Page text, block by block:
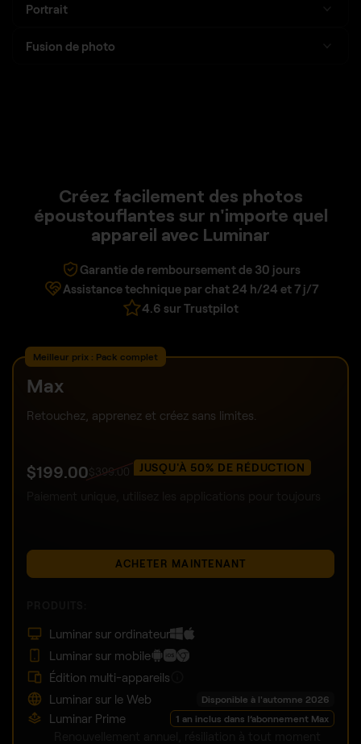
Portrait
Fusion de photo
Créez facilement des photos
époustouflantes sur n'importe quel
appareil avec Luminar
Garantie de remboursement de 30 jours
Assistance technique par chat 24 h/24 et 7 j/7
4.6 sur Trustpilot
Meilleur prix : Pack complet
Max
Retouchez, apprenez et créez sans limites.
$199.00 $ 399.00 JUSQU'À 50% DE RÉDUCTION
ACHETER MAINTENANT
Luminar sur ordinateur
Luminar sur mobile
Édition multi-appareils
Luminar sur le Web
Disponible à l'automne 2026
Luminar Prime 1 an inclus dans l’abonnement Max